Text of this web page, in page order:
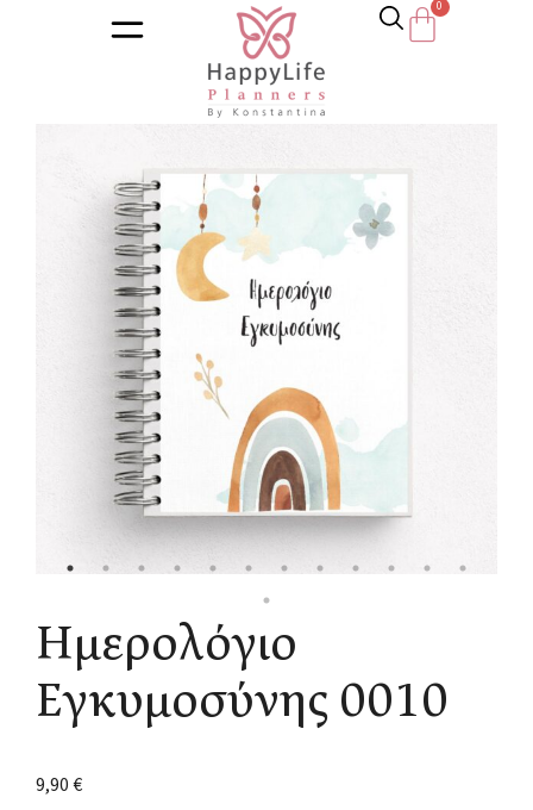
Κατάστημα/Ημερολόγια
Ημερολόγιο
Εγκυμοσύνης 0010
9,90€